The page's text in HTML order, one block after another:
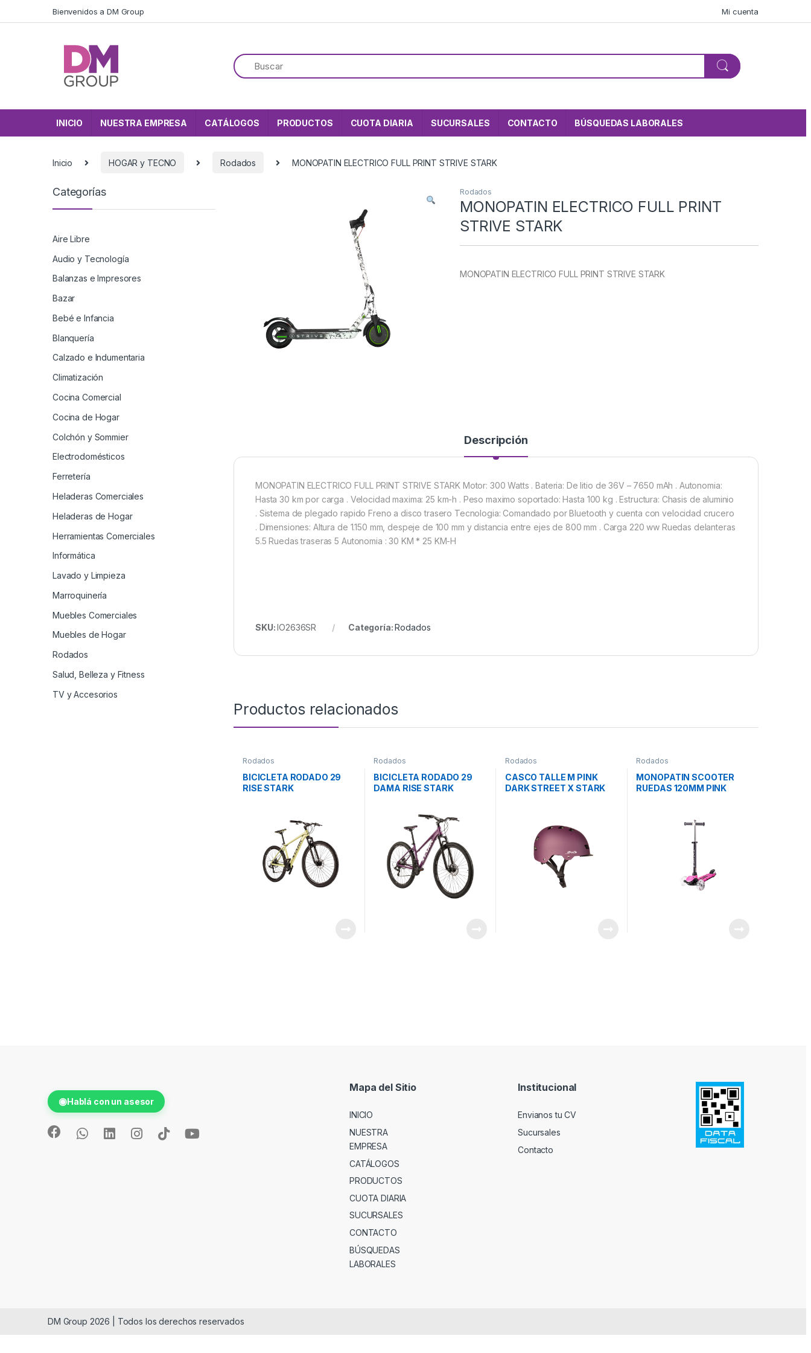
Bienvenidos a DM Group Mi cuenta
INICIO NUESTRA EMPRESA CATÁLOGOS PRODUCTOS CUOTA DIARIA SUCURSALES CONTACTO BÚSQUEDAS LABORALES
Inicio HOGAR y TECNO Rodados MONOPATIN ELECTRICO FULL PRINT STRIVE STARK
Rodados
MONOPATIN ELECTRICO FULL PRINT
STRIVE STARK
MONOPATIN ELECTRICO FULL PRINT STRIVE STARK
Descripción
MONOPATIN ELECTRICO FULL PRINT STRIVE STARK Motor: 300 Watts . Bateria: De litio de 36V – 7650 mAh . Autonomia:
Hasta 30 km por carga . Velocidad maxima: 25 km-h . Peso maximo soportado: Hasta 100 kg . Estructura: Chasis de aluminio
. Sistema de plegado rapido Freno a disco trasero Tecnologia: Comandado por Bluetooth y cuenta con velocidad crucero
. Dimensiones: Altura de 1.150 mm, despeje de 100 mm y distancia entre ejes de 800 mm . Carga 220 ww Ruedas delanteras
5.5 Ruedas traseras 5 Autonomia : 30 KM * 25 KM-H
SKU:IO2636SR Categoría:Rodados
Productos relacionados
Rodados
BICICLETA RODADO 29
RISE STARK
Rodados
BICICLETA RODADO 29
DAMA RISE STARK
Rodados
CASCO TALLE M PINK
DARK STREET X STARK
Rodados
MONOPATIN SCOOTER
RUEDAS 120MM PINK
Categorías
Aire Libre
Audio y Tecnología
Balanzas e Impresores
Bazar
Bebé e Infancia
Blanquería
Calzado e Indumentaria
Climatización
Cocina Comercial
Cocina de Hogar
Colchón y Sommier
Electrodomésticos
Ferretería
Heladeras Comerciales
Heladeras de Hogar
Herramientas Comerciales
Informática
Lavado y Limpieza
Marroquinería
Muebles Comerciales
Muebles de Hogar
Rodados
Salud, Belleza y Fitness
TV y Accesorios
◉Hablá con un asesor
Mapa del Sitio
INICIO
NUESTRA
EMPRESA
CATÁLOGOS
PRODUCTOS
CUOTA DIARIA
SUCURSALES
CONTACTO
BÚSQUEDAS
LABORALES
Institucional
Envianos tu CV
Sucursales
Contacto
DM Group 2026 | Todos los derechos reservados